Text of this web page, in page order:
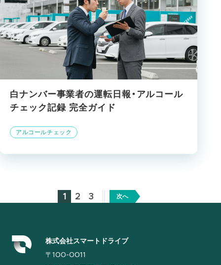
白ナンバー事業者の運転日報・アルコール
チェック記録 完全ガイド
アルコールチェック
1 2 3 次へ
株式会社スマートドライブ
〒100-0011